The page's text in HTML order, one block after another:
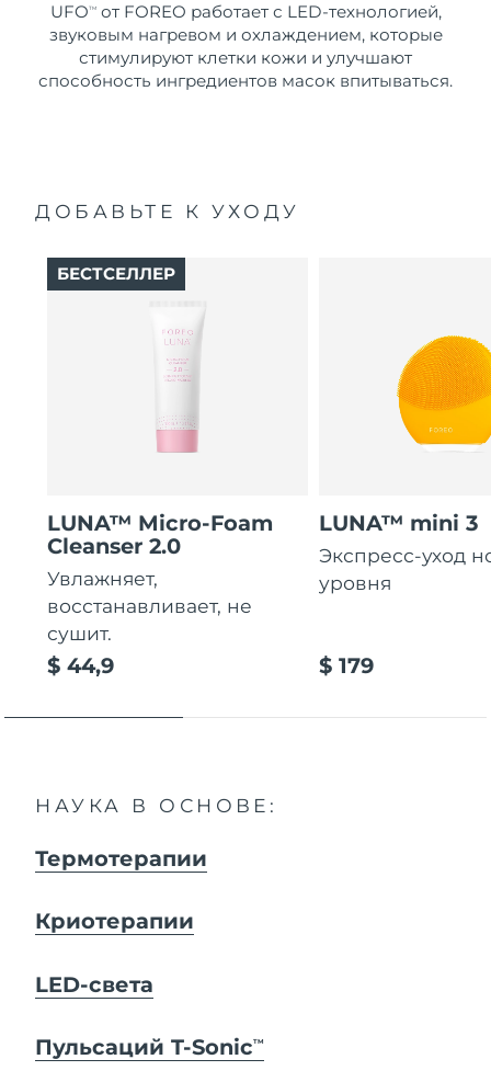
UFO TMот FOREO работает с LED-технологией,
звуковым нагревом и охлаждением, которые
стимулируют клетки кожи и улучшают
способность ингредиентов масок впитываться.
ДОБАВЬТЕ К УХОДУ
LUNA™ Micro-Foam
Cleanser 2.0
Увлажняет,
восстанавливает, не
сушит.
$ 44,9
БЕСТСЕЛЛЕР
LUNA™ mini 3
Экспресс-уход
уровня
$ 179
НАУКА В ОСНОВЕ:
Термотерапии
Криотерапии
LED-света
Пульсаций T-SonicTM